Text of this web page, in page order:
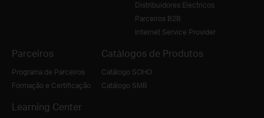
Distribuidores Electricos
Parceiros B2B
Internet Service Provider
Parceiros
Programa de Parceiros
Formação e Certificação
Catálogos de Produtos
Catálogo SOHO
Catálogo SMB
Learning Center